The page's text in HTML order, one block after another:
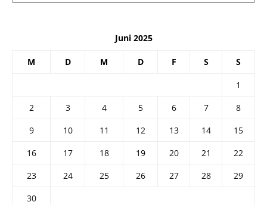
Juni 2025
M D M D F S S
1
2
3 4 5 6 7
8
9
10 11 12 13 14
15
16
17 18 19 20 21
22
23
24 25 26 27 28
29
30